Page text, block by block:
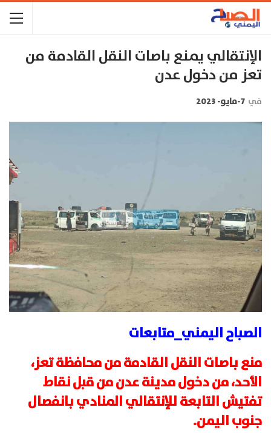
الإنتقالي يمنع باصات النقل القادمة من
تعز من دخول عدن
في 7-مايو- 2023
الصباح اليمني_متابعات
منع باصات النقل القادمة من محافظة تعز،
الأحد، من دخول مدينة عدن من قبل نقاط
تفتيش التابعة للإنتقالي المنادي بانفصال
جنوب اليمن.